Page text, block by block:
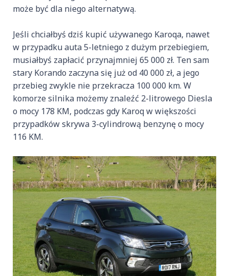
może być dla niego alternatywą.
Jeśli chciałbyś dziś kupić używanego Karoqa, nawet
w przypadku auta 5-letniego z dużym przebiegiem,
musiałbyś zapłacić przynajmniej 65 000 zł. Ten sam
stary Korando zaczyna się już od 40 000 zł, a jego
przebieg zwykle nie przekracza 100 000 km. W
komorze silnika możemy znaleźć 2-litrowego Diesla
o mocy 178 KM, podczas gdy Karoq w większości
przypadków skrywa 3-cylindrową benzynę o mocy
116 KM.